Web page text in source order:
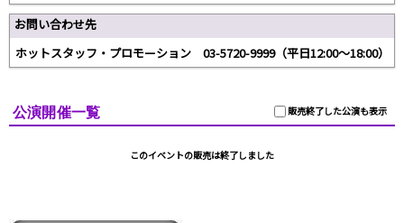
お問い合わせ先
ホットスタッフ・プロモーション 03-5720-9999（平日12:00〜18:00）
販売終了した公演も表示
公演開催一覧
このイベントの販売は終了しました